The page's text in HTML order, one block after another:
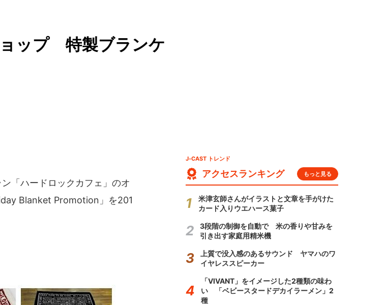
ップ 特製ブランケ
「ハードロックカフェ」のオ
Blanket Promotion」を201
J-CAST トレンド
アクセスランキング もっと見る
米津玄師さんがイラストと文章を手がけた
カード入りウエハース菓子
3段階の制御を自動で 米の香りや甘みを
引き出す家庭用精米機
上質で没入感のあるサウンド ヤマハのワ
イヤレススピーカー
「VIVANT」をイメージした2種類の味わ
い 「ベビースタードデカイラーメン」2
種